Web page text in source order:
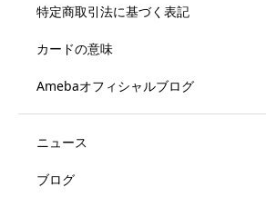
特定商取引法に基づく表記
カードの意味
Amebaオフィシャルブログ
ニュース
ブログ